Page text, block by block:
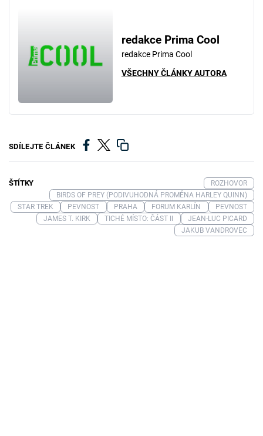
redakce Prima Cool
redakce Prima Cool
VŠECHNY ČLÁNKY AUTORA
SDÍLEJTE ČLÁNEK
ŠTÍTKY
ROZHOVOR
BIRDS OF PREY (PODIVUHODNÁ PROMĚNA HARLEY QUINN)
STAR TREK
PEVNOST PRAHA FORUM KARLÍN
PEVNOST
JAMES T. KIRK
TICHÉ MÍSTO: ČÁST II
JEAN-LUC PICARD
JAKUB VANDROVEC